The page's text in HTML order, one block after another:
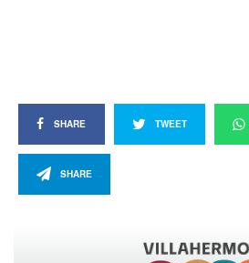
SHARE TWEET
SHARE